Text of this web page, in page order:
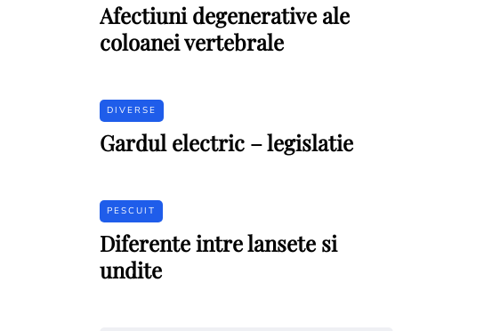
Afectiuni degenerative ale
coloanei vertebrale
DIVERSE
Gardul electric – legislatie
PESCUIT
Diferente intre lansete si
undite